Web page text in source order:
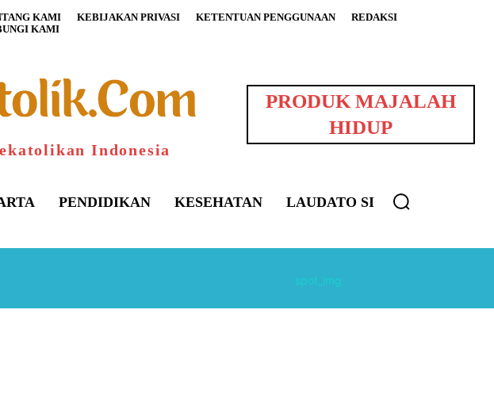
KAMI KEBIJAKAN PRIVASI KETENTUAN PENGGUNAAN
REDAKSI
KAMI
Indonesia
PRODUK MAJALAH
HIDUP
PENDIDIKAN KESEHATAN LAUDATO SI